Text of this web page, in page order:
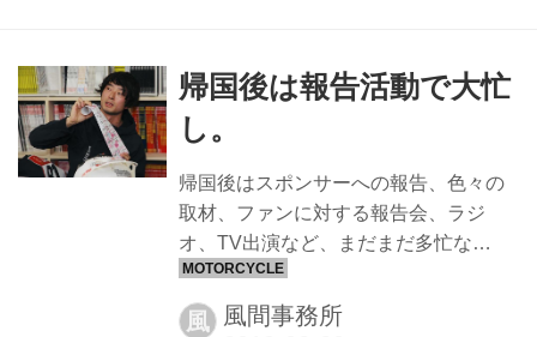
は「俺たちなんでこんなキツイことを
やっているんだろう？」と、他のライ
ダー達と笑い話になったくらい。 「で
も、結局みんなダカールに帰ってくる
んですけどね」 屈託のない笑顔で風間
晋之介さんはそう言った。Ａ級まで上
り詰めたモトクロスとは違い、様々な
帰国後は報告活動で大忙
し。
帰国後はスポンサーへの報告、色々の
取材、ファンに対する報告会、ラジ
オ、TV出演など、まだまだ多忙な
日々。 そして、もう来年2019年の参戦
準備も始まりました。
風 風間事務所